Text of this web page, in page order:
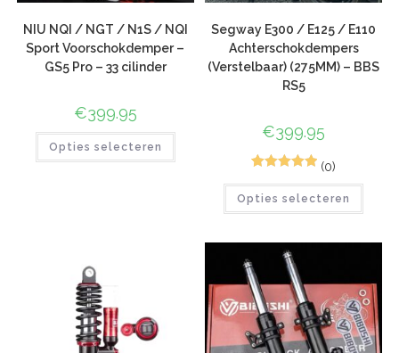
NIU NQI / NGT / N1S / NQI
Sport Voorschokdemper –
GS5 Pro – 33 cilinder
€399.95
Opties selecteren
Segway E300 / E125 / E110
Achterschokdempers
(Verstelbaar) (275MM) – BBS
RS5
€399.95
5.00op 5
waardering
(0)
Opties selecteren